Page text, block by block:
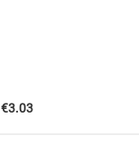
€3.03